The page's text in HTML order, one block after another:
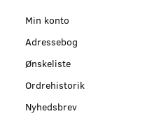
Min konto
Adressebog
Ønskeliste
Ordrehistorik
Nyhedsbrev